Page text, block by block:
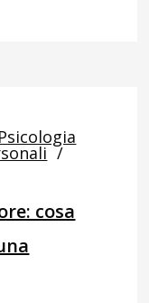
Psicologia
cosa